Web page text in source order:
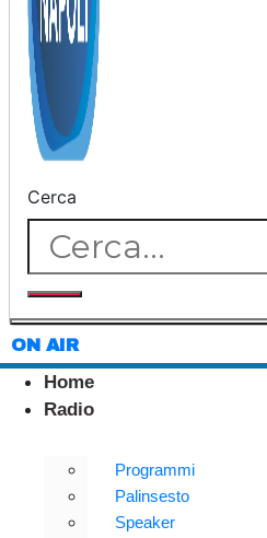
Cerca
ON AIR
Home
Radio
Programmi
Palinsesto
Speaker